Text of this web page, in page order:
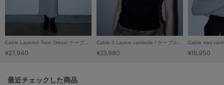
le
le coq sportif
ルコックスポルティフ
レスポートサック
Cable Layered Tank Dress/ ケーブルレイヤード タンクドレス
¥27,940
Cable 3 Layers camisole / ケーブル3レイヤーキャミソール
¥23,980 ¥15,950
関連記事
最近チェックした商品